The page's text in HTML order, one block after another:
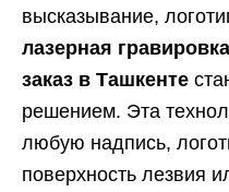
высказывание,
лазерная
заказ в Ташкенте
решением. Эта
любую надпись,
поверхность лезвия